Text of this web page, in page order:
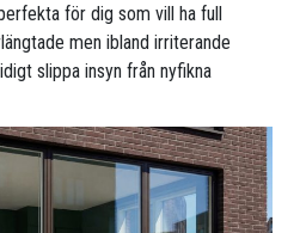
för dig som vill ha full
men ibland irriterande
slippa insyn från nyfikna